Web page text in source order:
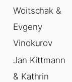
Woitschak &
Evgeny
Vinokurov
Jan Kittmann
& Kathrin